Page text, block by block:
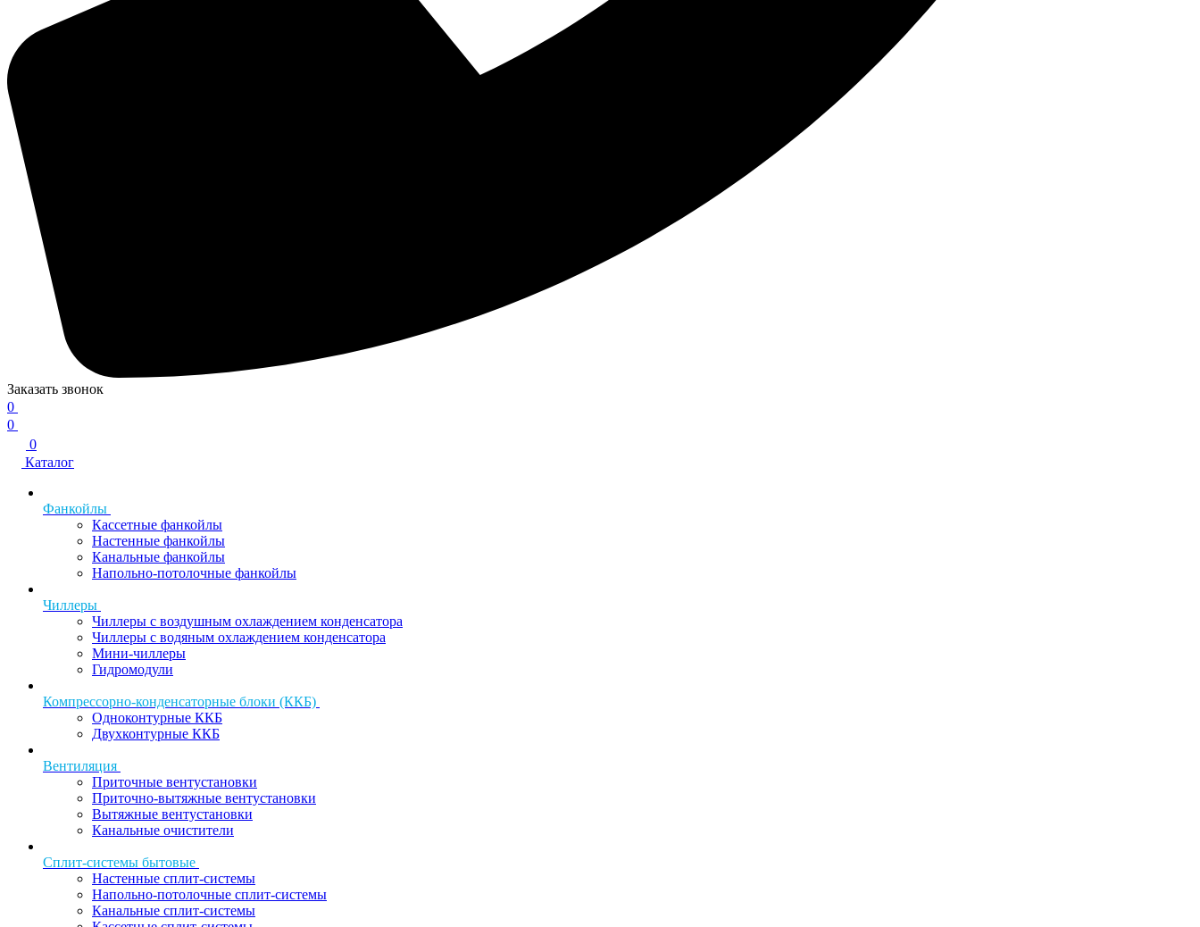
Заказать звонок
0
0
0
Каталог
Фанкойлы
Кассетные фанкойлы
Настенные фанкойлы
Канальные фанкойлы
Напольно-потолочные фанкойлы
Чиллеры
Чиллеры с воздушным охлаждением конденсатора
Чиллеры с водяным охлаждением конденсатора
Мини-чиллеры
Гидромодули
Компрессорно-конденсаторные блоки (ККБ)
Одноконтурные ККБ
Двухконтурные ККБ
Вентиляция
Приточные вентустановки
Приточно-вытяжные вентустановки
Вытяжные вентустановки
Канальные очистители
Сплит-системы бытовые
Настенные сплит-системы
Напольно-потолочные сплит-системы
Канальные сплит-системы